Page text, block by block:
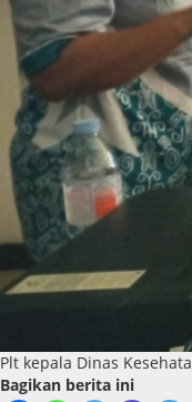
Plt kepala Dinas
Bagikan berita ini